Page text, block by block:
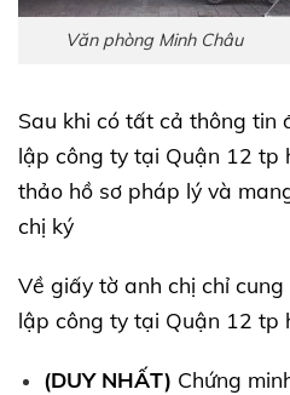
Văn phòng Minh Châu
Sau khi có tất cả thông tin
lập công ty tại Quận 12 tp
thảo hồ sơ pháp lý và
chị ký
Về giấy tờ anh chị chỉ
lập công ty tại Quận 12 tp
(DUY NHẤT) Chứng